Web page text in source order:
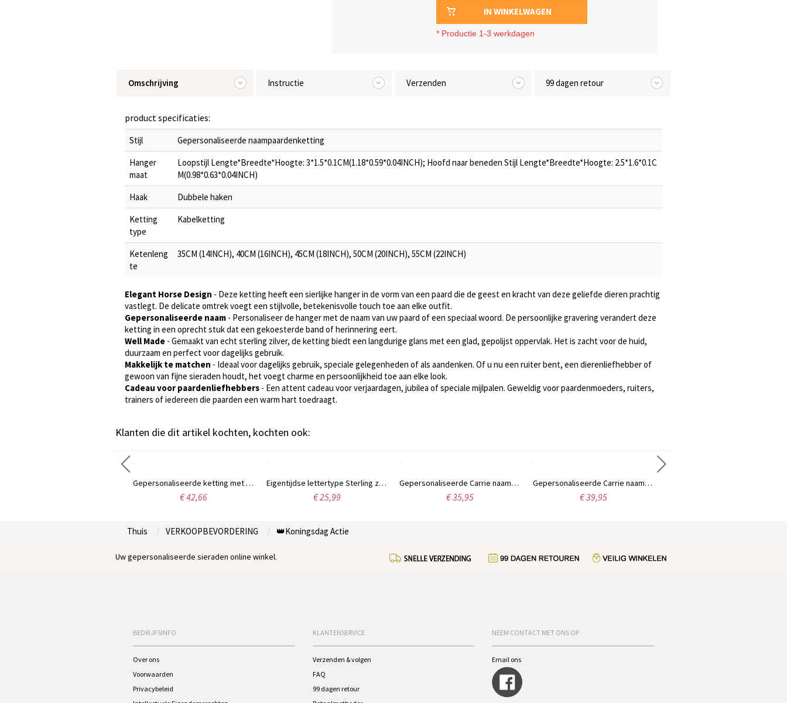
IN WINKELWAGEN
* Productie 1-3 werkdagen
Omschrijving Instructie Verzenden 99 dagen retour
product specificaties:
Stijl
Gepersonaliseerde naampaardenketting
Hanger
maat
Loopstijl Lengte*Breedte*Hoogte: 3*1.5*0.1CM(1.18*0.59*0.04INCH); Hoofd naar beneden Stijl Lengte*Breedte*Hoogte: 2.5*1.6*0.1C
M(0.98*0.63*0.04INCH)
Haak
Dubbele haken
Ketting
type
Kabelketting
Ketenleng
te
35CM (14INCH), 40CM (16INCH), 45CM (18INCH), 50CM (20INCH), 55CM (22INCH)
Elegant Horse Design - Deze ketting heeft een sierlijke hanger in de vorm van een paard die de geest en kracht van deze geliefde dieren prachtig
vastlegt. De delicate omtrek voegt een stijlvolle, betekenisvolle touch toe aan elke outfit.
Gepersonaliseerde naam - Personaliseer de hanger met de naam van uw paard of een speciaal woord. De persoonlijke gravering verandert deze
ketting in een oprecht stuk dat een gekoesterde band of herinnering eert.
Well Made - Gemaakt van echt sterling zilver, de ketting biedt een langdurige glans met een glad, gepolijst oppervlak. Het is zacht voor de huid,
duurzaam en perfect voor dagelijks gebruik.
Makkelijk te matchen - Ideaal voor dagelijks gebruik, speciale gelegenheden of als aandenken. Of u nu een ruiter bent, een dierenliefhebber of
gewoon van fijne sieraden houdt, het voegt charme en persoonlijkheid toe aan elke look.
Cadeau voor paardenliefhebbers - Een attent cadeau voor verjaardagen, jubilea of speciale mijlpalen. Geweldig voor paardenmoeders, ruiters,
trainers of iedereen die paarden een warm hart toedraagt.
Klanten die dit artikel kochten, kochten ook:
Gepersonaliseerde ketting met initialen en monogram in wijnranklettertype, sterling zilver.
€ 42,66
Eigentijdse lettertype Sterling zilveren naamketting
€ 25,99
Gepersonaliseerde Carrie naamketting, 18 karaats verguld.
€ 35,95
Gepersonaliseerde Carrie naamketting van sterling zilver
€ 39,95
Thuis VERKOOPBEVORDERING 👑Koningsdag Actie
Uw gepersonaliseerde sieraden online winkel.
BEDRIJFSINFO
Over ons
Voorwaarden
Privacybeleid
KLANTENSERVICE
Verzenden & volgen
FAQ
99 dagen retour
NEEM CONTACT MET ONS OP
Email ons